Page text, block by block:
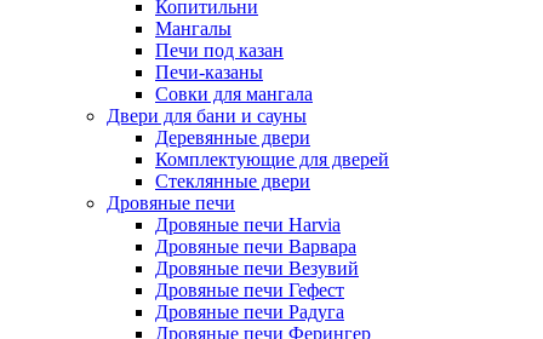
Копитильни
Мангалы
Печи под казан
Печи-казаны
Совки для мангала
Двери для бани и сауны
Деревянные двери
Комплектующие для дверей
Стеклянные двери
Дровяные печи
Дровяные печи Harvia
Дровяные печи Варвара
Дровяные печи Везувий
Дровяные печи Гефест
Дровяные печи Радуга
Дровяные печи Ферингер